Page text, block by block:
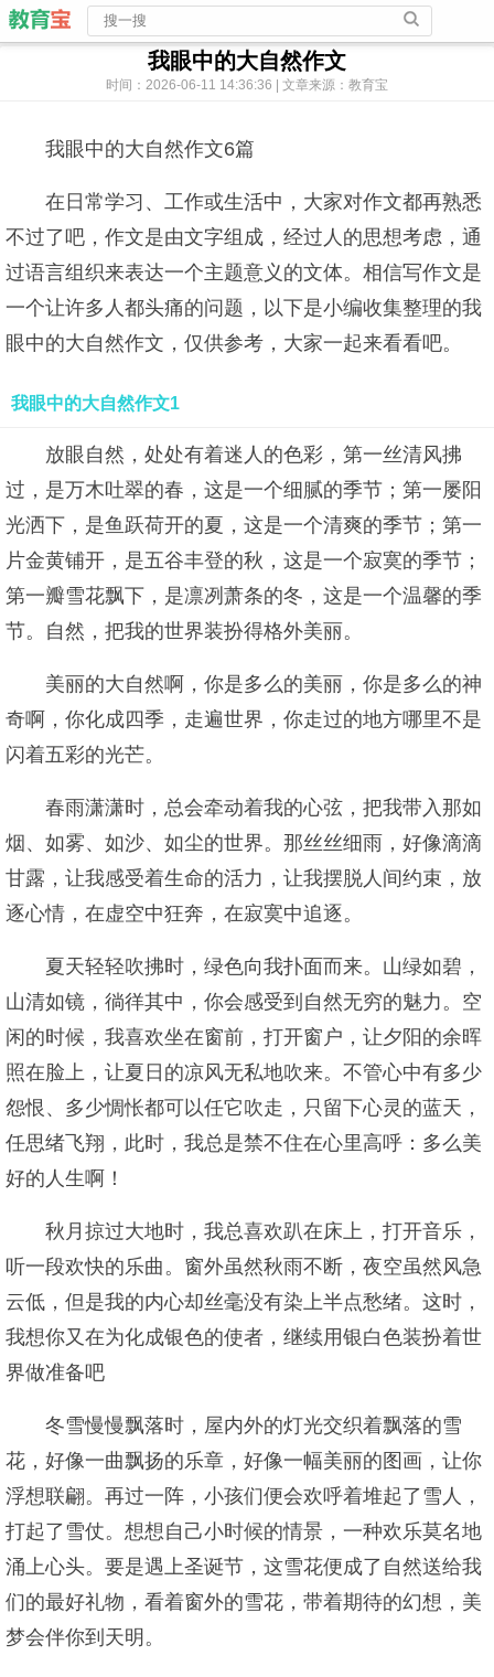
我眼中的大自然作文
时间：2026-06-11 14:36:36 | 文章来源：教育宝
我眼中的大自然作文6篇
在日常学习、工作或生活中，大家对作文都再熟悉
不过了吧，作文是由文字组成，经过人的思想考虑，通
过语言组织来表达一个主题意义的文体。相信写作文是
一个让许多人都头痛的问题，以下是小编收集整理的我
眼中的大自然作文，仅供参考，大家一起来看看吧。
我眼中的大自然作文1
放眼自然，处处有着迷人的色彩，第一丝清风拂
过，是万木吐翠的春，这是一个细腻的季节；第一屡阳
光洒下，是鱼跃荷开的夏，这是一个清爽的季节；第一
片金黄铺开，是五谷丰登的秋，这是一个寂寞的季节；
第一瓣雪花飘下，是凛冽萧条的冬，这是一个温馨的季
节。自然，把我的世界装扮得格外美丽。
美丽的大自然啊，你是多么的美丽，你是多么的神
奇啊，你化成四季，走遍世界，你走过的地方哪里不是
闪着五彩的光芒。
春雨潇潇时，总会牵动着我的心弦，把我带入那如
烟、如雾、如沙、如尘的世界。那丝丝细雨，好像滴滴
甘露，让我感受着生命的活力，让我摆脱人间约束，放
逐心情，在虚空中狂奔，在寂寞中追逐。
夏天轻轻吹拂时，绿色向我扑面而来。山绿如碧，
山清如镜，徜徉其中，你会感受到自然无穷的魅力。空
闲的时候，我喜欢坐在窗前，打开窗户，让夕阳的余晖
照在脸上，让夏日的凉风无私地吹来。不管心中有多少
怨恨、多少惆怅都可以任它吹走，只留下心灵的蓝天，
任思绪飞翔，此时，我总是禁不住在心里高呼：多么美
好的人生啊！
秋月掠过大地时，我总喜欢趴在床上，打开音乐，
听一段欢快的乐曲。窗外虽然秋雨不断，夜空虽然风急
云低，但是我的内心却丝毫没有染上半点愁绪。这时，
我想你又在为化成银色的使者，继续用银白色装扮着世
界做准备吧
冬雪慢慢飘落时，屋内外的灯光交织着飘落的雪
花，好像一曲飘扬的乐章，好像一幅美丽的图画，让你
浮想联翩。再过一阵，小孩们便会欢呼着堆起了雪人，
打起了雪仗。想想自己小时候的情景，一种欢乐莫名地
涌上心头。要是遇上圣诞节，这雪花便成了自然送给我
们的最好礼物，看着窗外的雪花，带着期待的幻想，美
梦会伴你到天明。